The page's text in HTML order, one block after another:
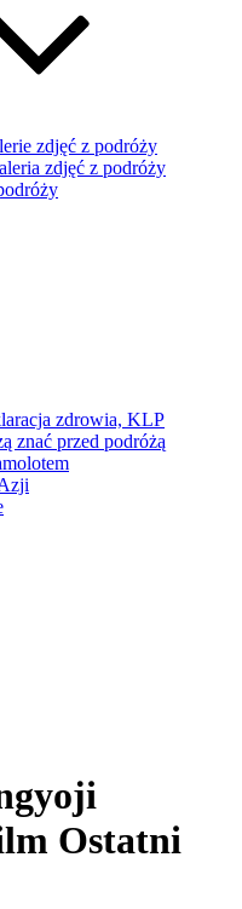
zdjęć z podróży
zdjęć z podróży
zdrowia, KLP
znać przed podróżą
Ostatni